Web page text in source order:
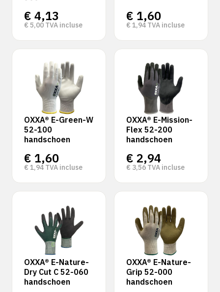
€ 4,13
€ 5,00 TVA incluse
€ 1,60
€ 1,94 TVA incluse
OXXA® E-Green-W
52-100
handschoen
€ 1,60
€ 1,94 TVA incluse
OXXA® E-Mission-
Flex 52-200
handschoen
€ 2,94
€ 3,56 TVA incluse
OXXA® E-Nature-
Dry Cut C 52-060
handschoen
OXXA® E-Nature-
Grip 52-000
handschoen